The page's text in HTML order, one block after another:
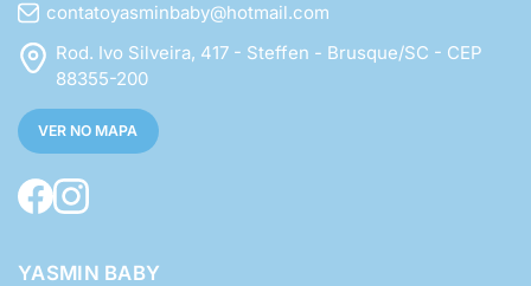
contatoyasminbaby@hotmail.com
Rod. Ivo Silveira, 417 - Steffen - Brusque/SC - CEP
88355-200
VER NO MAPA
YASMIN BABY